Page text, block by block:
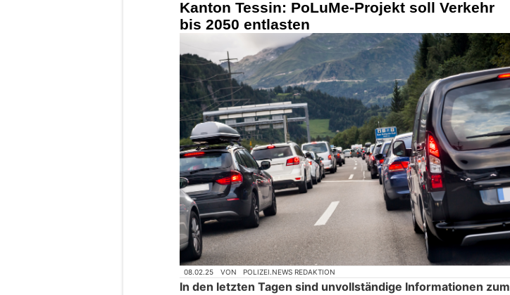
Kanton Tessin: PoLuMe-Projekt soll Verkehr
bis 2050 entlasten
08.02.25 VON POLIZEI.NEWS REDAKTION
In den letzten Tagen sind unvollständige Informationen zum